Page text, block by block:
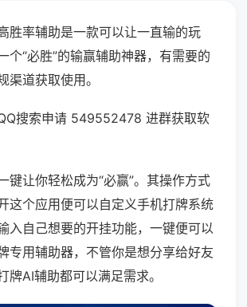
胜率辅助是一款可以让一直输的玩
个“必胜”的输赢辅助神器，有需要的
渠道获取使用。
搜索申请 549552478 进群获取软
键让你轻松成为“必赢”。其操作方式
这个应用便可以自定义手机打牌系统
入自己想要的开挂功能，一键便可以
专用辅助器，不管你是想分享给好友
牌AI辅助都可以满足需求。